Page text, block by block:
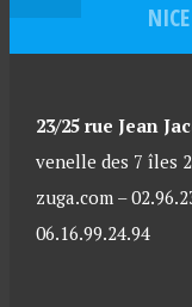
NICE
23/25 rue Jean
venelle des 7 îles
zuga.com –
06.16.99.24.94